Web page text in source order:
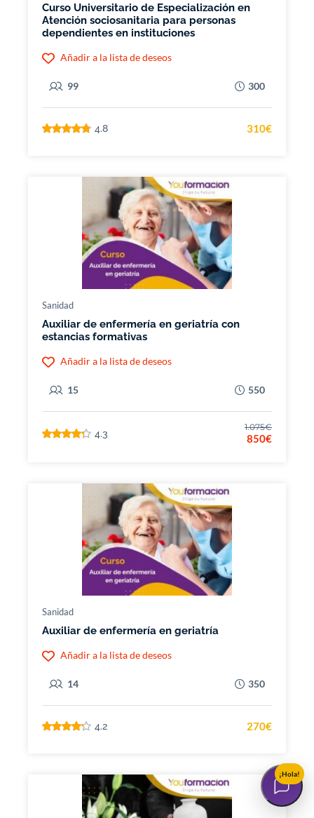
Curso Universitario de Especialización en
Atención sociosanitaria para personas
dependientes en instituciones
Añadir a la lista de deseos
99 300
4.8 310€
Sanidad
Auxiliar de enfermería en geriatría con
estancias formativas
Añadir a la lista de deseos
15 550
4.3
1.075€
850€
Sanidad
Auxiliar de enfermería en geriatría
Añadir a la lista de deseos
14 350
4.2 270€
¡Hola!